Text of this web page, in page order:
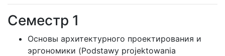
Семестр 1
Основы архитектурного проектирования и
эргономики (Podstawy projektowania